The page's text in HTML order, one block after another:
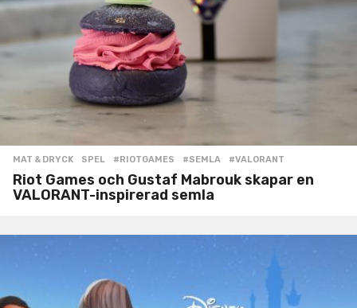
MAT & DRYCK ,SPEL #RIOTGAMES ,#SEMLA ,#VALORANT
Riot Games och Gustaf Mabrouk skapar en
VALORANT-inspirerad semla